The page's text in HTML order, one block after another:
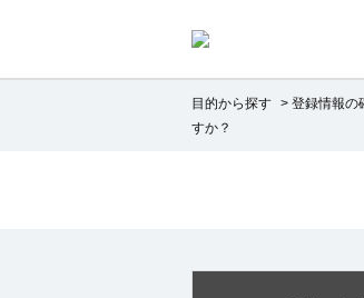
目的から探す > 登録情報の
すか？